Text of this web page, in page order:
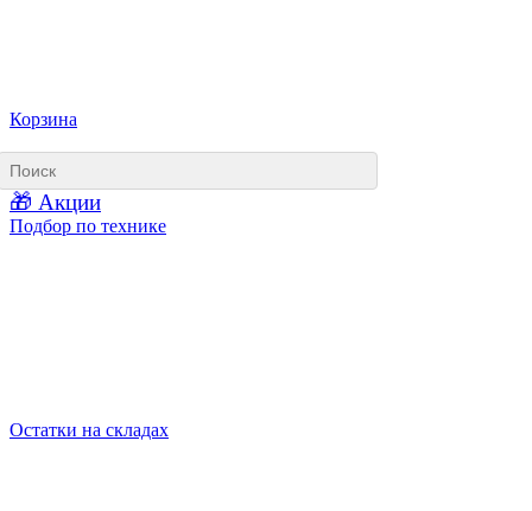
Корзина
🎁 Акции
Подбор по технике
Остатки на складах